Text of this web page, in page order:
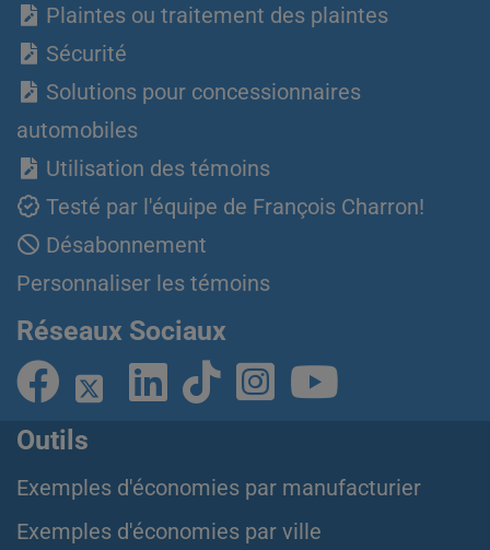
Plaintes ou traitement des plaintes
Sécurité
Solutions pour concessionnaires
automobiles
Utilisation des témoins
Testé par l'équipe de François Charron!
Désabonnement
Personnaliser les témoins
Réseaux Sociaux
Outils
Exemples d'économies par manufacturier
Exemples d'économies par ville